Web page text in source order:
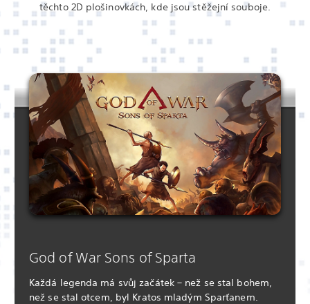
těchto 2D plošinovkách, kde jsou stěžejní souboje.
God of War Sons of Sparta
Každá legenda má svůj začátek – než se stal bohem,
než se stal otcem, byl Kratos mladým Sparťanem.